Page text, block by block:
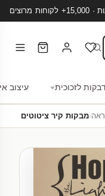
לזכוכית עיצוב
›מבקות קיר ציטוטים